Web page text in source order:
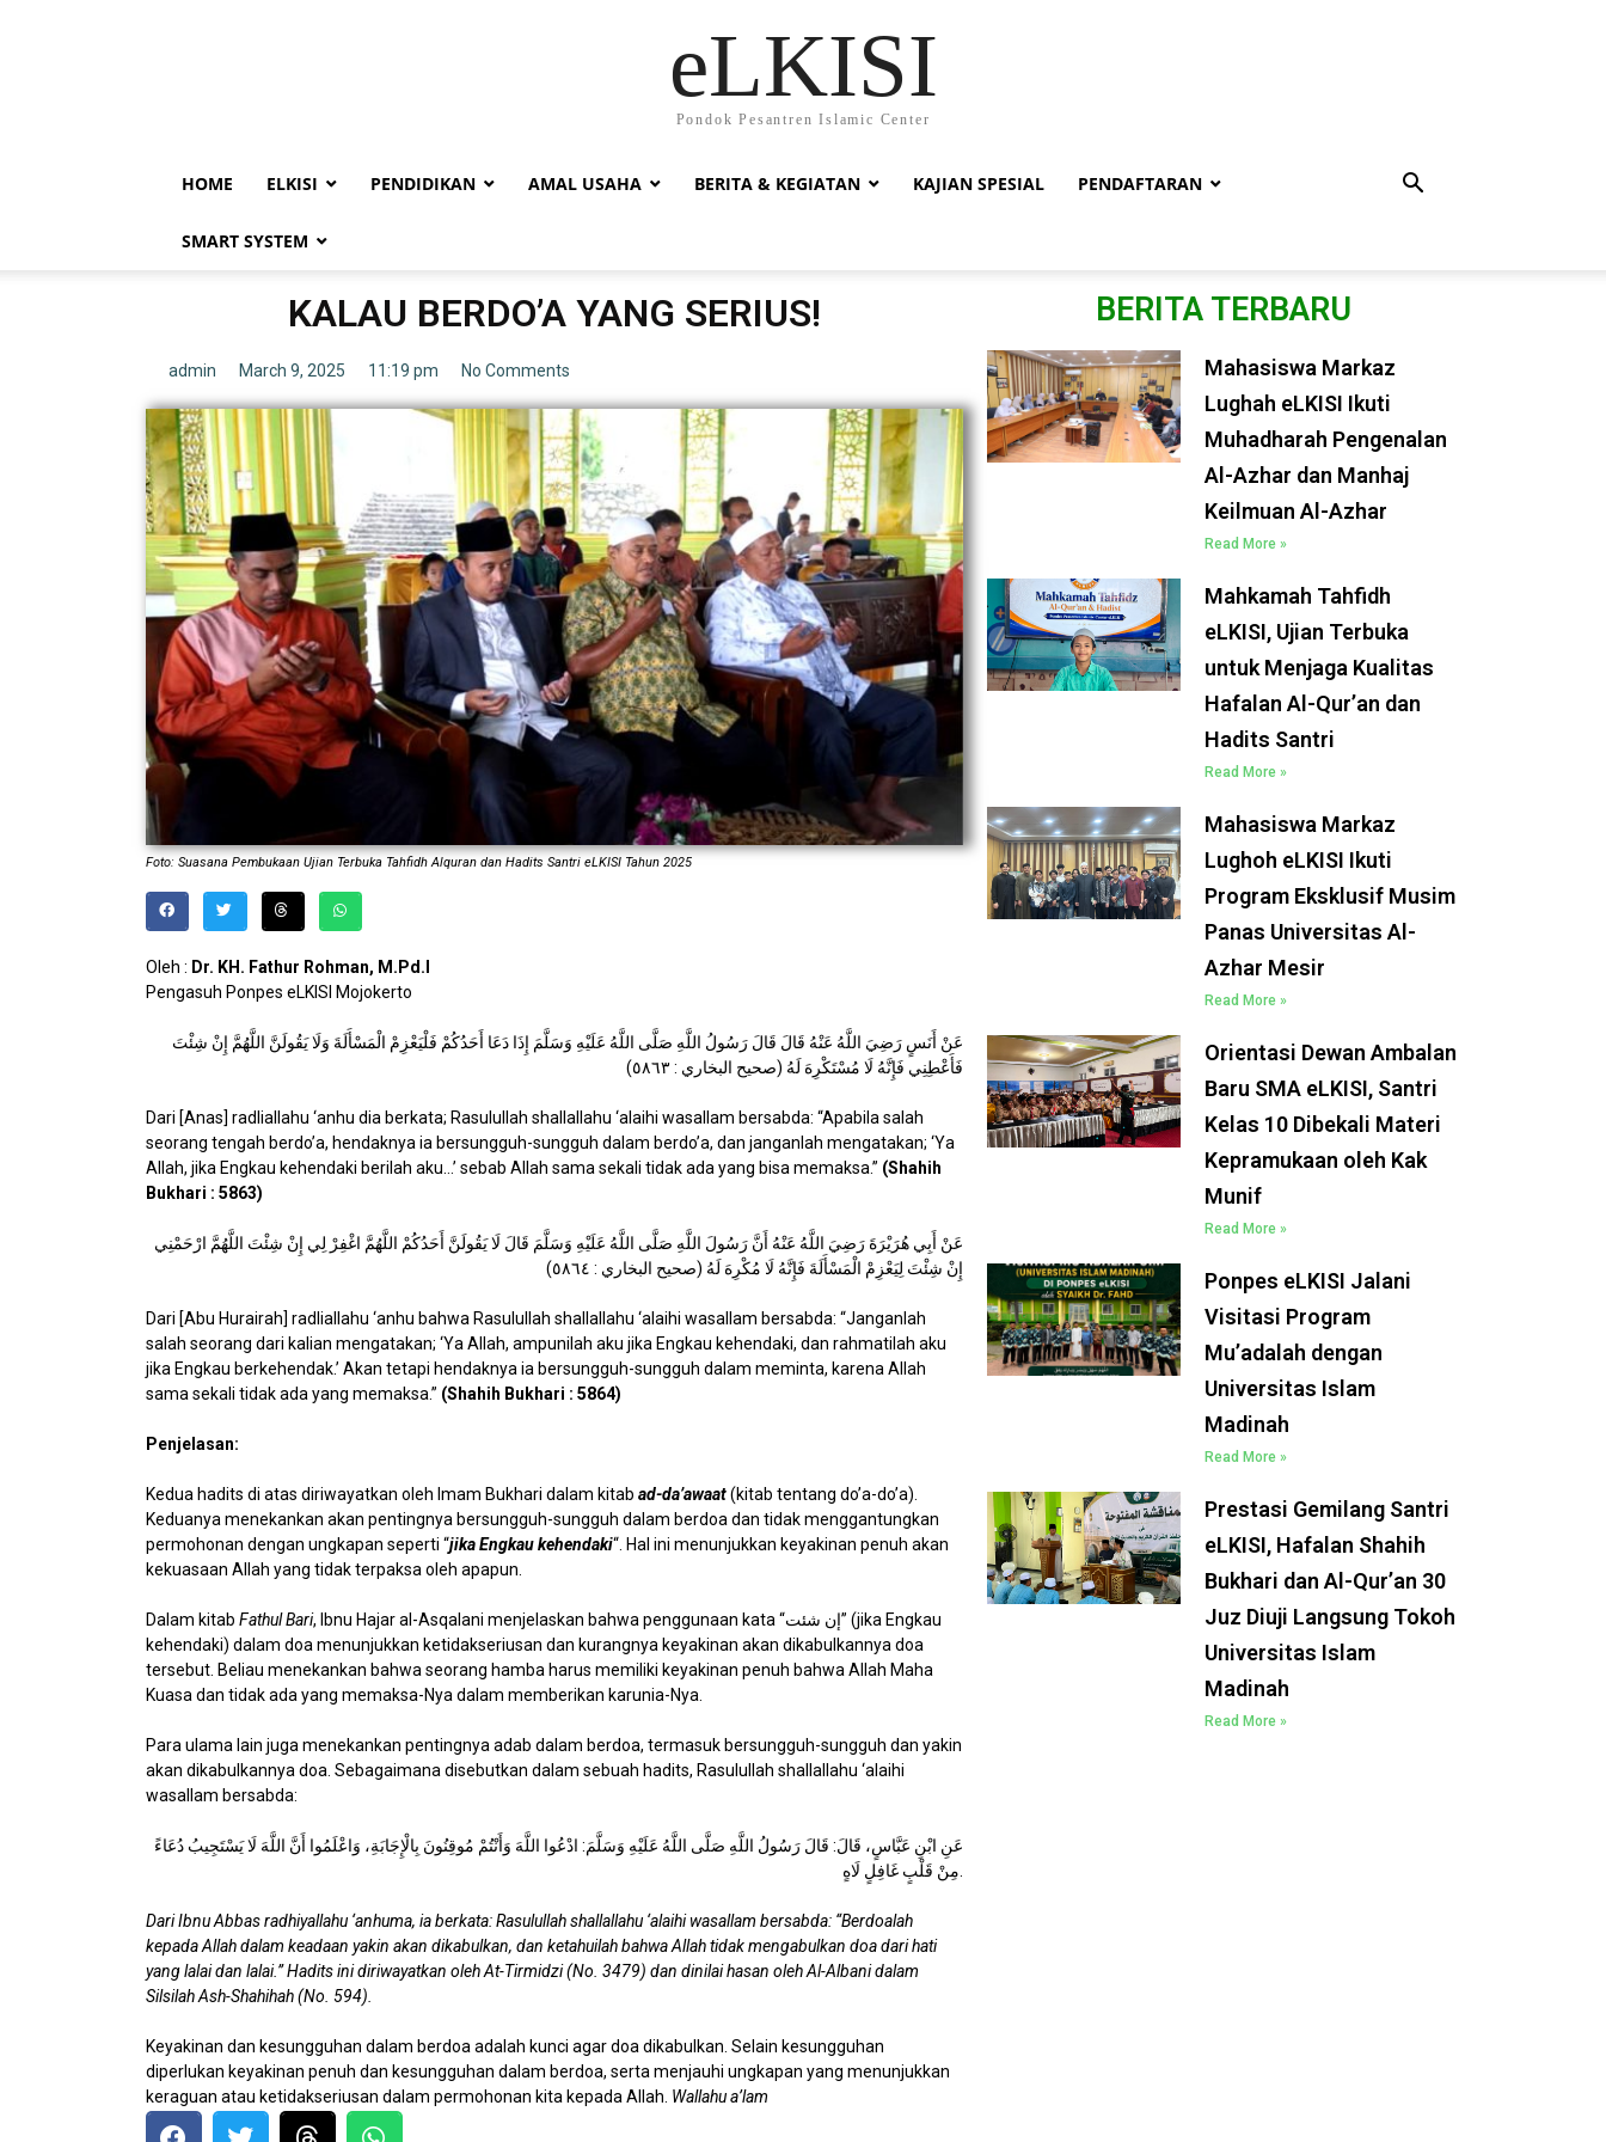
eLKISI
Pondok Pesantren Islamic Center
HOME ELKISI PENDIDIKAN AMAL USAHA BERITA & KEGIATAN KAJIAN SPESIAL PENDAFTARAN
SMART SYSTEM
KALAU BERDO’A YANG SERIUS!
admin March 9, 2025 11:19 pm No Comments
Foto: Suasana Pembukaan Ujian Terbuka Tahfidh Alquran dan Hadits Santri eLKISI Tahun 2025
Oleh : Dr. KH. Fathur Rohman, M.Pd.I
Pengasuh Ponpes eLKISI Mojokerto
عَنْ أَنَسٍ رَضِيَ اللَّهُ عَنْهُ قَالَ قَالَ رَسُولُ اللَّهِ صَلَّى اللَّهُ عَلَيْهِ وَسَلَّمَ إِذَا دَعَا أَحَدُكُمْ فَلْيَعْزِمْ الْمَسْأَلَةَ وَلَا يَقُولَنَّ اللَّهُمَّ إِنْ شِئْتَ
فَأَعْطِنِي فَإِنَّهُ لَا مُسْتَكْرِهَ لَهُ (صحيح البخاري : ٥٨٦٣)
Dari [Anas] radliallahu ‘anhu dia berkata; Rasulullah shallallahu ‘alaihi wasallam bersabda: “Apabila salah
seorang tengah berdo’a, hendaknya ia bersungguh-sungguh dalam berdo’a, dan janganlah mengatakan; ‘Ya
Allah, jika Engkau kehendaki berilah aku…’ sebab Allah sama sekali tidak ada yang bisa memaksa.” (Shahih
Bukhari : 5863)
عَنْ أَبِي هُرَيْرَةَ رَضِيَ اللَّهُ عَنْهُ أَنَّ رَسُولَ اللَّهِ صَلَّى اللَّهُ عَلَيْهِ وَسَلَّمَ قَالَ لَا يَقُولَنَّ أَحَدُكُمْ اللَّهُمَّ اغْفِرْ لِي إِنْ شِئْتَ اللَّهُمَّ ارْحَمْنِي
إِنْ شِئْتَ لِيَعْزِمْ الْمَسْأَلَةَ فَإِنَّهُ لَا مُكْرِهَ لَهُ (صحيح البخاري : ٥٨٦٤)
Dari [Abu Hurairah] radliallahu ‘anhu bahwa Rasulullah shallallahu ‘alaihi wasallam bersabda: “Janganlah
salah seorang dari kalian mengatakan; ‘Ya Allah, ampunilah aku jika Engkau kehendaki, dan rahmatilah aku
jika Engkau berkehendak.’ Akan tetapi hendaknya ia bersungguh-sungguh dalam meminta, karena Allah
sama sekali tidak ada yang memaksa.” (Shahih Bukhari : 5864)
Penjelasan:
Kedua hadits di atas diriwayatkan oleh Imam Bukhari dalam kitab ad-da’awaat(kitab tentang do’a-do’a).
Keduanya menekankan akan pentingnya bersungguh-sungguh dalam berdoa dan tidak menggantungkan
permohonan dengan ungkapan seperti “jika Engkau kehendaki“. Hal ini menunjukkan keyakinan penuh akan
kekuasaan Allah yang tidak terpaksa oleh apapun.
Dalam kitab Fathul Bari, Ibnu Hajar al-Asqalani menjelaskan bahwa penggunaan kata “إن شئت” (jika Engkau
kehendaki) dalam doa menunjukkan ketidakseriusan dan kurangnya keyakinan akan dikabulkannya doa
tersebut. Beliau menekankan bahwa seorang hamba harus memiliki keyakinan penuh bahwa Allah Maha
Kuasa dan tidak ada yang memaksa-Nya dalam memberikan karunia-Nya.
Para ulama lain juga menekankan pentingnya adab dalam berdoa, termasuk bersungguh-sungguh dan yakin
akan dikabulkannya doa. Sebagaimana disebutkan dalam sebuah hadits, Rasulullah shallallahu ‘alaihi
wasallam bersabda:
عَنِ ابْنِ عَبَّاسٍ، قَالَ: قَالَ رَسُولُ اللَّهِ صَلَّى اللَّهُ عَلَيْهِ وَسَلَّمَ: ادْعُوا اللَّهَ وَأَنْتُمْ مُوقِنُونَ بِالْإِجَابَةِ، وَاعْلَمُوا أَنَّ اللَّهَ لَا يَسْتَجِيبُ دُعَاءً
مِنْ قَلْبٍ غَافِلٍ لَاهٍ.
Dari Ibnu Abbas radhiyallahu ‘anhuma, ia berkata: Rasulullah shallallahu ‘alaihi wasallam bersabda: “Berdoalah
kepada Allah dalam keadaan yakin akan dikabulkan, dan ketahuilah bahwa Allah tidak mengabulkan doa dari hati
yang lalai dan lalai.”Hadits ini diriwayatkan oleh At-Tirmidzi (No. 3479) dan dinilai hasan oleh Al-Albani dalam
Silsilah Ash-Shahihah (No. 594).
Keyakinan dan kesungguhan dalam berdoa adalah kunci agar doa dikabulkan. Selain kesungguhan
diperlukan keyakinan penuh dan kesungguhan dalam berdoa, serta menjauhi ungkapan yang menunjukkan
keraguan atau ketidakseriusan dalam permohonan kita kepada Allah. Wallahu a’lam
BERITA TERBARU
Mahasiswa Markaz
Lughah eLKISI Ikuti
Muhadharah Pengenalan
Al-Azhar dan Manhaj
Keilmuan Al-Azhar
Read More »
Mahkamah Tahfidh
eLKISI, Ujian Terbuka
untuk Menjaga Kualitas
Hafalan Al-Qur’an dan
Hadits Santri
Read More »
Mahasiswa Markaz
Lughoh eLKISI Ikuti
Program Eksklusif Musim
Panas Universitas Al-
Azhar Mesir
Read More »
Orientasi Dewan Ambalan
Baru SMA eLKISI, Santri
Kelas 10 Dibekali Materi
Kepramukaan oleh Kak
Munif
Read More »
Ponpes eLKISI Jalani
Visitasi Program
Mu’adalah dengan
Universitas Islam
Madinah
Read More »
Prestasi Gemilang Santri
eLKISI, Hafalan Shahih
Bukhari dan Al-Qur’an 30
Juz Diuji Langsung Tokoh
Universitas Islam
Madinah
Read More »